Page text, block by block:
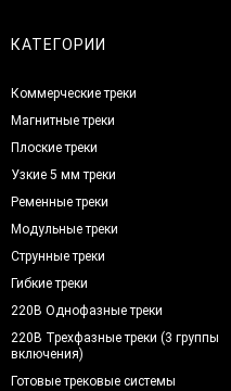
КАТЕГОРИИ
Коммерческие треки
Магнитные треки
Плоские треки
Узкие 5 мм треки
Ременные треки
Модульные треки
Струнные треки
Гибкие треки
220В Однофазные треки
220В Трехфазные треки (3 группы
включения)
Готовые трековые системы